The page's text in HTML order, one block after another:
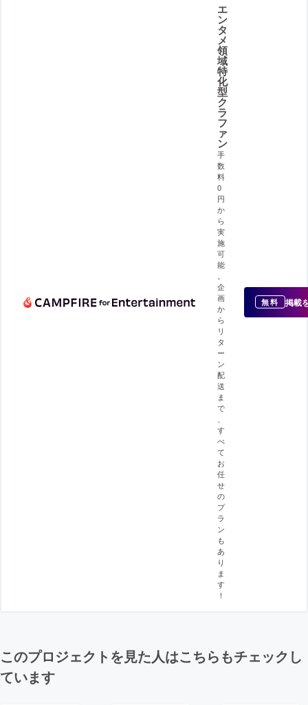
エ
ン
タ
メ
領
域
特
化
型
ク
ラ
フ
ァ
ン
手
数
料
0
円
か
ら
実
施
可
能
企
画
か
ら
リ
タ
ー
ン
配
送
ま
で
す
べ
て
お
任
せ
の
プ
ラ
ン
も
あ
り
ま
す
！
無料 掲載
このプロジェクトを見た人はこちらもチェックし
ています